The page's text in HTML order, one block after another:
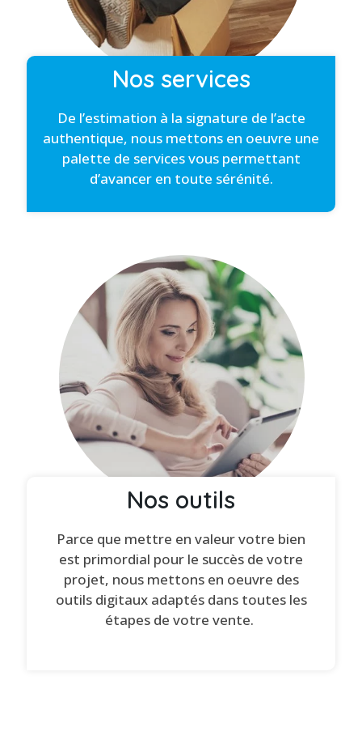
Nos services
De l’estimation à la signature de l’acte
authentique, nous mettons en oeuvre une
palette de services vous permettant
d’avancer en toute sérénité.
Nos outils
Parce que mettre en valeur votre bien
est primordial pour le succès de votre
projet, nous mettons en oeuvre des
outils digitaux adaptés dans toutes les
étapes de votre vente.